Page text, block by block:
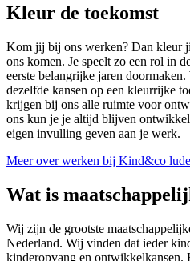
Kleur de toekomst
Kom jij bij ons werken? Dan kleur
ons komen. Je speelt zo een rol in
eerste belangrijke jaren
dezelfde kansen op een kleurrijke
krijgen bij ons alle ruimte voor
ons kun je je altijd blijven
eigen invulling geven aan je werk.
Meer over werken bij Kind&co
Wat is
Wij zijn de grootste
Nederland. Wij vinden dat ieder
kinderopvang en ontwikkelkansen.